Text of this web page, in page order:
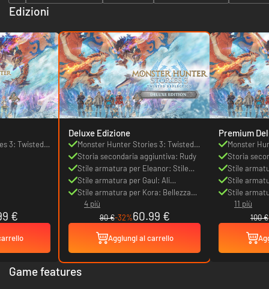
Edizioni
3: Twisted
€
Deluxe Edizione
Monster Hunter Stories 3: Twisted
Reflection
Storia secondaria aggiuntiva: Rudy
Stile armatura per Eleanor: Stile
regale
Stile armatura per Gaul: Ali
protettive
Stile armatura per Kora: Bellezza
corazzata
4 più
90 €-32%60.99 €
Aggiungi al carrello
Premium
Monster
Reflection
Storia
Stile
regale
Stile
protettive
Stile
corazzata
11 più
100 €
Game features